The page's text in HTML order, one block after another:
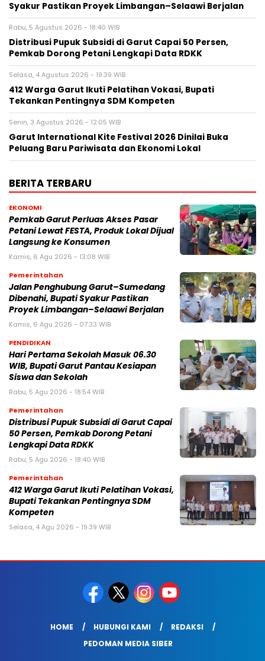
Syakur Pastikan Proyek Limbangan–Selaawi Berjalan
Rabu, 5 Agustus 2026 - 18:40 WIB
Distribusi Pupuk Subsidi di Garut Capai 50 Persen,
Pemkab Dorong Petani Lengkapi Data RDKK
Selasa, 4 Agustus 2026 - 19:39 WIB
412 Warga Garut Ikuti Pelatihan Vokasi, Bupati
Tekankan Pentingnya SDM Kompeten
Senin, 3 Agustus 2026 - 12:05 WIB
Garut International Kite Festival 2026 Dinilai Buka
Peluang Baru Pariwisata dan Ekonomi Lokal
BERITA TERBARU
EKONOMI
Pemkab Garut Perluas Akses Pasar
Petani Lewat FESTA, Produk Lokal Dijual
Langsung ke Konsumen
Kamis, 6 Agu 2026 - 13:08 WIB
Pemerintahan
Jalan Penghubung Garut–Sumedang
Dibenahi, Bupati Syakur Pastikan
Proyek Limbangan–Selaawi Berjalan
Kamis, 6 Agu 2026 - 07:33 WIB
PENDIDIKAN
Hari Pertama Sekolah Masuk 06.30
WIB, Bupati Garut Pantau Kesiapan
Siswa dan Sekolah
Rabu, 5 Agu 2026 - 18:54 WIB
Pemerintahan
Distribusi Pupuk Subsidi di Garut Capai
50 Persen, Pemkab Dorong Petani
Lengkapi Data RDKK
Rabu, 5 Agu 2026 - 18:40 WIB
Pemerintahan
412 Warga Garut Ikuti Pelatihan Vokasi,
Bupati Tekankan Pentingnya SDM
Kompeten
Selasa, 4 Agu 2026 - 19:39 WIB
HOME HUBUNGI KAMI
REDAKSI
PEDOMAN MEDIA SIBER